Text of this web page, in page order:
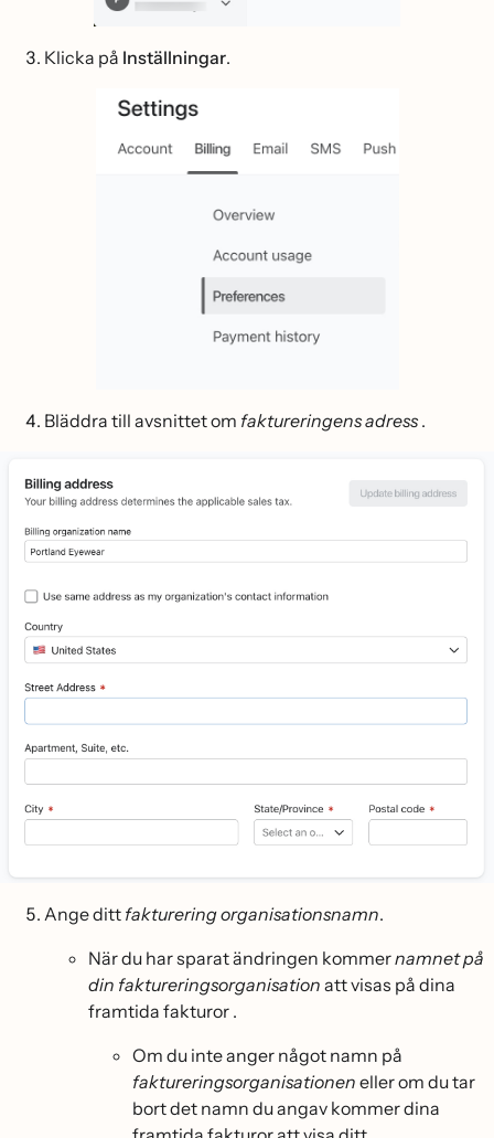
Klicka på Inställningar.
Bläddra till avsnittet om faktureringens adress.
Ange ditt fakturering organisationsnamn.
När du har sparat ändringen kommernamnet på
din faktureringsorganisation att visas på dina
framtida fakturor .
Om du inte anger något namn på
faktureringsorganisationen eller om du tar
bort det namn du angav kommer dina